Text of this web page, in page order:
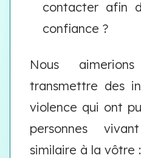
contacter afin
confiance ?
Nous
transmettre des
violence qui ont
personnes
similaire à la vôtre :